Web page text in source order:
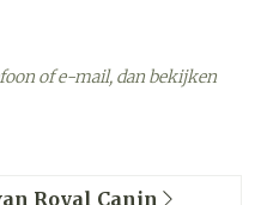
of e-mail, dan bekijken
Royal Canin